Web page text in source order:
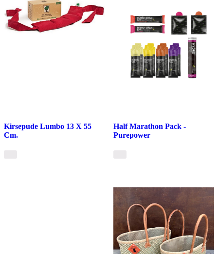
Kirsepude Lumbo 13 X 55
Cm.
Half Marathon Pack -
Purepower